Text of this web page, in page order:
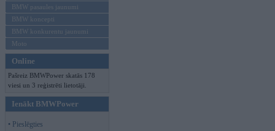
BMW pasaules jaunumi
BMW koncepti
BMW konkurentu jaunumi
Moto
Online
Pašreiz BMWPower skatās 178
viesi un 3 reģistrēti lietotāji.
Ienākt BMWPower
• Pieslēgties